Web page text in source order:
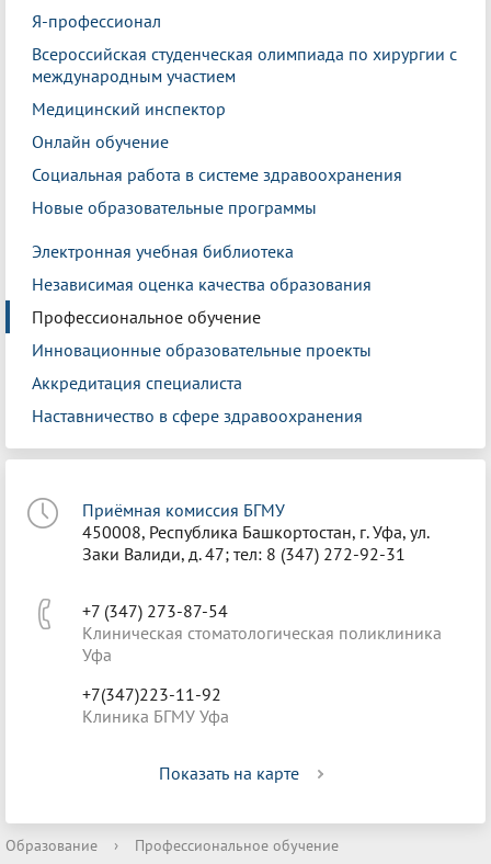
Я-профессионал
Всероссийская студенческая олимпиада по хирургии с
международным участием
Медицинский инспектор
Онлайн обучение
Социальная работа в системе здравоохранения
Новые образовательные программы
Электронная учебная библиотека
Независимая оценка качества образования
Профессиональное обучение
Инновационные образовательные проекты
Аккредитация специалиста
Наставничество в сфере здравоохранения
Приёмная комиссия БГМУ
450008, Республика Башкортостан, г. Уфа, ул.
Заки Валиди, д. 47; тел: 8 (347) 272-92-31
+7 (347) 273-87-54
Клиническая стоматологическая поликлиника
Уфа
+7(347)223-11-92
Клиника БГМУ Уфа
Показать на карте
Образование › Профессиональное обучение